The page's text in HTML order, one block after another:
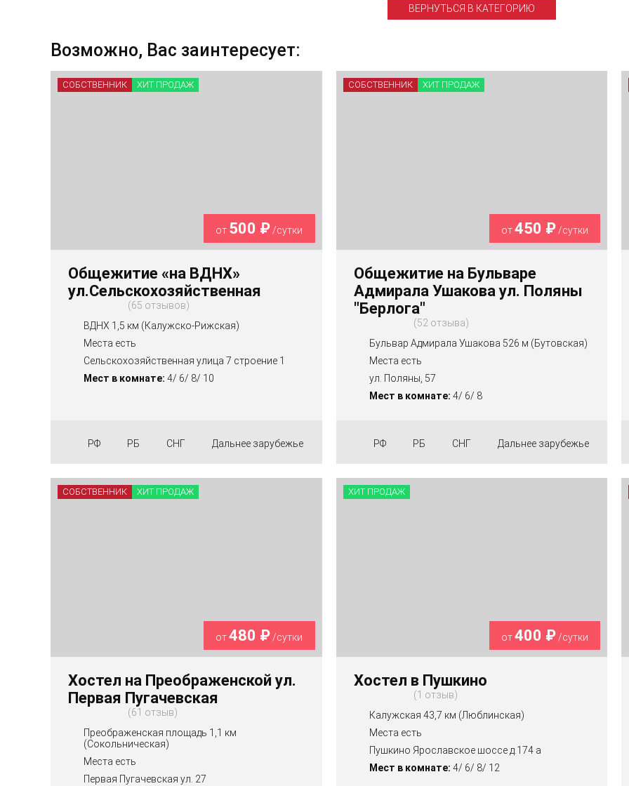
ВЕРНУТЬСЯ В КАТЕГОРИЮ
Возможно, Вас заинтересует:
от 500 ₽ /сутки
Общежитие «на ВДНХ»
ул.Сельскохозяйственная
65 отзывов
ВДНХ 1,5 км (Калужско-Рижская)
Места есть
Сельскохозяйственная улица 7 строение 1
Мест в комнате: 4/ 6/ 8/ 10
РФ РБ СНГ Дальнее зарубежье
СОБСТВЕННИК ХИТ ПРОДАЖ
от450 ₽ /сутки
Общежитие на Бульваре
Адмирала Ушакова ул. Поляны
"Берлога"
52 отзыва
Бульвар Адмирала Ушакова 526 м (Бутовская)
Места есть
ул. Поляны, 57
Мест в комнате: 4/ 6/ 8
РФ РБ СНГ Дальнее зарубежье
СОБСТВЕННИК ХИТ ПРОДАЖ
от480 ₽/сутки
Хостел на Преображенской ул.
Первая Пугачевская
61 отзыв
Преображенская площадь 1,1 км
(Сокольническая)
Места есть
Первая Пугачевская ул. 27
СОБСТВЕННИК ХИТ ПРОДАЖ
от400 ₽/сутки
Хостел в Пушкино
1 отзыв
Калужская 43,7 км (Люблинская)
Места есть
Пушкино Ярославское шоссе д.174 а
Мест в комнате: 4/ 6/ 8/ 12
ХИТ ПРОДАЖ